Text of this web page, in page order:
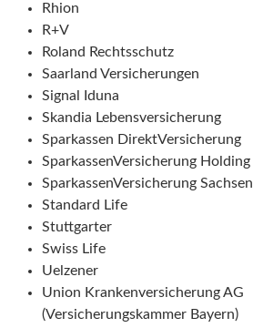
Rhion
R+V
Roland Rechtsschutz
Saarland Versicherungen
Signal Iduna
Skandia Lebensversicherung
Sparkassen DirektVersicherung
SparkassenVersicherung Holding
SparkassenVersicherung Sachsen
Standard Life
Stuttgarter
Swiss Life
Uelzener
Union Krankenversicherung AG
(Versicherungskammer Bayern)